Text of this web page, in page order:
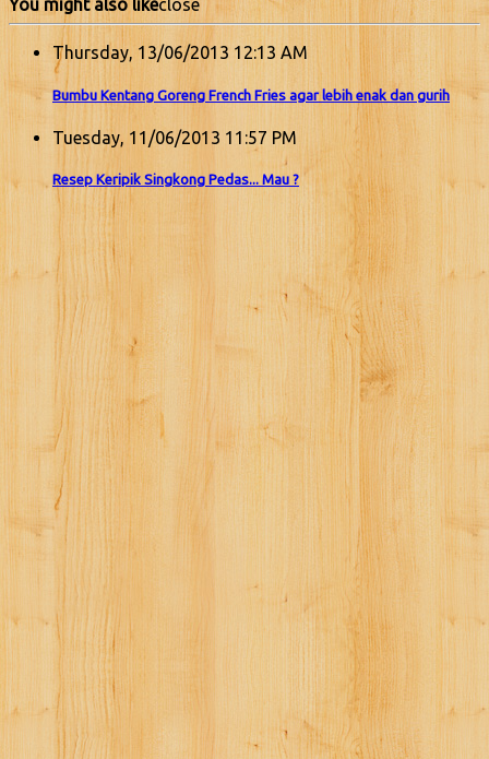
You might also likeclose
Thursday, 13/06/2013 12:13 AM
Bumbu Kentang Goreng French Fries agar lebih enak dan gurih
Tuesday, 11/06/2013 11:57 PM
Resep Keripik Singkong Pedas... Mau ?